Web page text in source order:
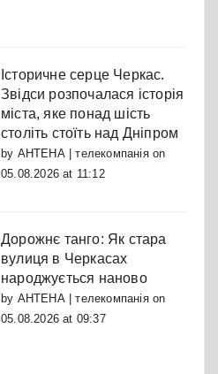
Історичне серце Черкас.
Звідси розпочалася історія
міста, яке понад шість
століть стоїть над Дніпром
by АНТЕНА | телекомпаніяon
05.08.2026 at 11:12
Дорожнє танго: Як стара
вулиця в Черкасах
народжується наново
by АНТЕНА | телекомпаніяon
05.08.2026 at 09:37